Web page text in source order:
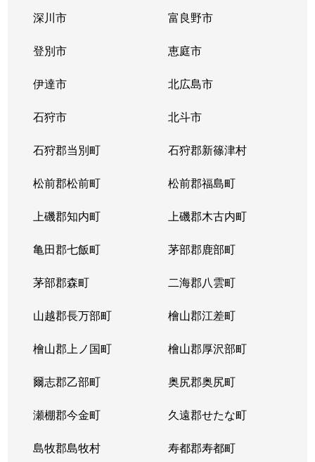
北４３条東
栄町(札幌)
北４６条東
栄町(札幌)
北４６条東
栄町(札幌)
東苗穂５条
元町(札幌)
伏古４条
環状通東
本町２条
環状通東
深川市 富良野市
登別市 恵庭市
伊達市 北広島市
石狩市 北斗市
石狩郡当別町 石狩郡新篠津村
松前郡松前町 松前郡福島町
上磯郡知内町 上磯郡木古内町
亀田郡七飯町 茅部郡鹿部町
茅部郡森町 二海郡八雲町
山越郡長万部町 檜山郡江差町
檜山郡上ノ国町 檜山郡厚沢部町
爾志郡乙部町 奥尻郡奥尻町
瀬棚郡今金町 久遠郡せたな町
島牧郡島牧村 寿都郡寿都町